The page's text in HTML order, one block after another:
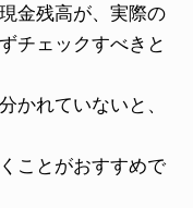
金残高が、実際の
チェックすべきと
かれていないと、
ことがおすすめで